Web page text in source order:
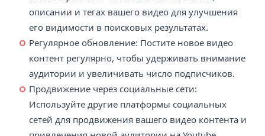
описании и тегах вашего видео для улучшения
его видимости в поисковых результатах.
Регулярное обновление: Постите новое видео
контент регулярно, чтобы удерживать внимание
аудитории и увеличивать число подписчиков.
Продвижение через социальные сети:
Используйте другие платформы социальных
сетей для продвижения вашего видео контента и